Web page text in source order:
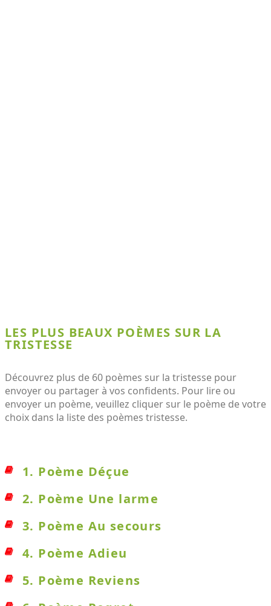
LES PLUS BEAUX POÈMES SUR LA
TRISTESSE
Découvrez plus de 60 poèmes sur la tristesse pour
envoyer ou partager à vos confidents. Pour lire ou
envoyer un poème, veuillez cliquer sur le poème de votre
choix dans la liste des poèmes tristesse.
1. Poème Déçue
2. Poème Une larme
3. Poème Au secours
4. Poème Adieu
5. Poème Reviens